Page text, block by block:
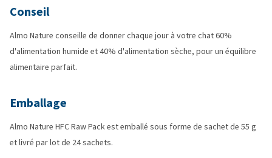
Conseil
Almo Nature conseille de donner chaque jour à votre chat 60%
d'alimentation humide et 40% d'alimentation sèche, pour un équilibre
alimentaire parfait.
Emballage
Almo Nature HFC Raw Pack est emballé sous forme de sachet de 55 g
et livré par lot de 24 sachets.